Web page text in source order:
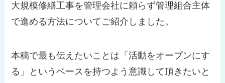
大規模修繕工事を管理会社に頼らず管理組合主体
で進める方法についてご紹介しました。
本稿で最も伝えたいことは「活動をオープンにす
る」というベースを持つよう意識して頂きたいと